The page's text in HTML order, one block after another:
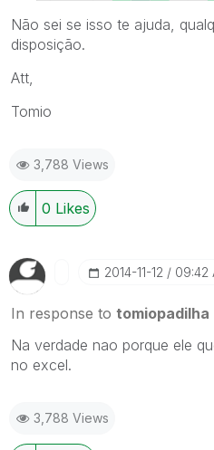
Não sei se isso te ajuda,
disposição.
Att,
Tomio
3,788 Views
0 Likes
‎2014-11-12 09:42
In response to tomiopadilha
Na verdade nao porque ele
no excel.
3,788 Views